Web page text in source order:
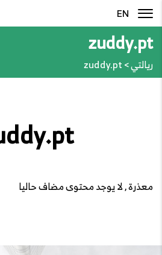
EN
zuddy.pt
ريالتي>
zuddy.pt
معذرة , لا يوجد محتوى مضاف حاليا